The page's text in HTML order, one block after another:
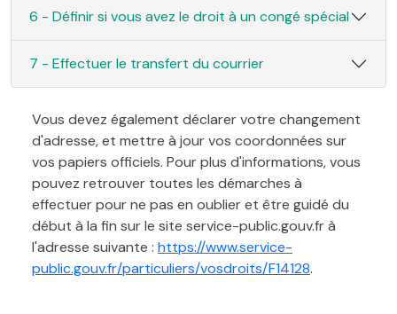
6 - Définir si vous avez le droit à un congé spécial
7 - Effectuer le transfert du courrier
Vous devez également déclarer votre changement
d'adresse, et mettre à jour vos coordonnées sur
vos papiers officiels. Pour plus d'informations, vous
pouvez retrouver toutes les démarches à
effectuer pour ne pas en oublier et être guidé du
début à la fin sur le site service-public.gouv.fr à
l'adresse suivante : https://www.service-
public.gouv.fr/particuliers/vosdroits/F14128.